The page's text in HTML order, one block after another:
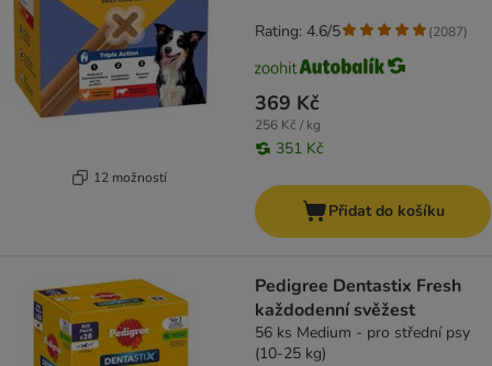
12 možností
369 Kč
256 Kč / kg
351 Kč
Rating: 4.6/5 (2087)
Přidat do košíku
Pedigree Dentastix Fresh
každodenní svěžest
56 ks Medium - pro střední psy
(10-25 kg)